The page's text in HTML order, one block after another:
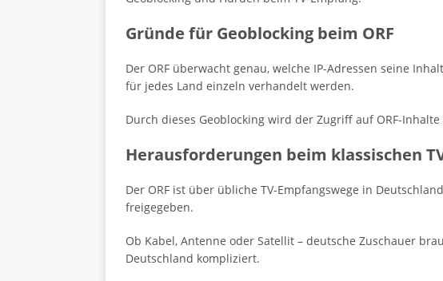
Gründe für Geoblocking beim ORF
Der ORF überwacht genau, welche IP-Adressen seine
für jedes Land einzeln verhandelt werden.
Durch dieses Geoblocking wird der Zugriff auf ORF-
Herausforderungen beim klassischen
Der ORF ist über übliche TV-Empfangswege in
freigegeben.
Ob Kabel, Antenne oder Satellit – deutsche Zuschauer
Deutschland kompliziert.